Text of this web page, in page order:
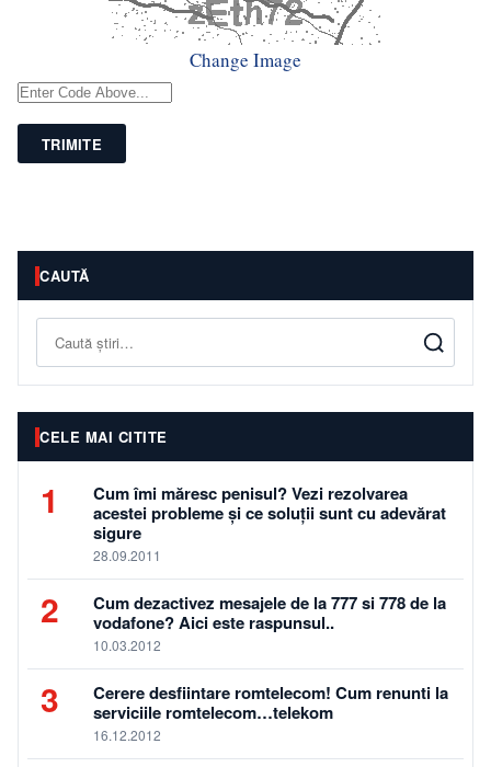
Change Image
TRIMITE
CAUTĂ
Caută
CELE MAI CITITE
1
Cum îmi măresc penisul? Vezi rezolvarea
acestei probleme și ce soluții sunt cu adevărat
sigure
28.09.2011
2
Cum dezactivez mesajele de la 777 si 778 de la
vodafone? Aici este raspunsul..
10.03.2012
3
Cerere desfiintare romtelecom! Cum renunti la
serviciile romtelecom…telekom
16.12.2012